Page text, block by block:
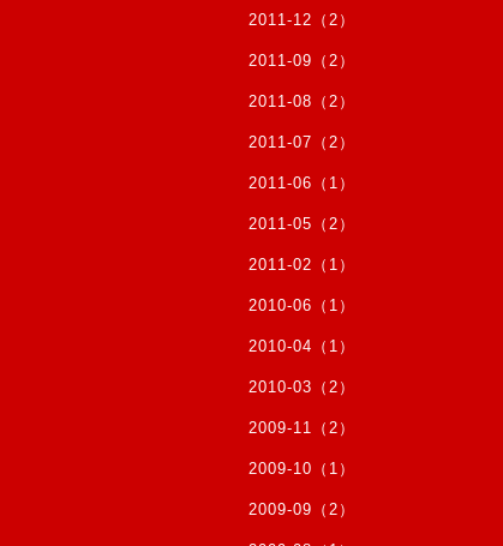
2011-12（2）
2011-09（2）
2011-08（2）
2011-07（2）
2011-06（1）
2011-05（2）
2011-02（1）
2010-06（1）
2010-04（1）
2010-03（2）
2009-11（2）
2009-10（1）
2009-09（2）